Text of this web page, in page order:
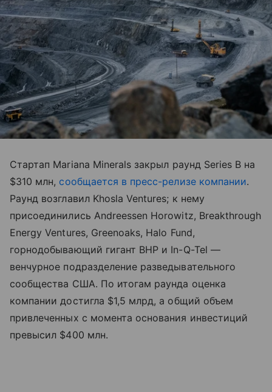
Стартап Mariana Minerals закрыл раунд Series B на
$310 млн, сообщается в пресс-релизе компании.
Раунд возглавил Khosla Ventures; к нему
присоединились Andreessen Horowitz, Breakthrough
Energy Ventures, Greenoaks, Halo Fund,
горнодобывающий гигант BHP и In-Q-Tel —
венчурное подразделение разведывательного
сообщества США. По итогам раунда оценка
компании достигла $1,5 млрд, а общий объем
привлеченных с момента основания инвестиций
превысил $400 млн.